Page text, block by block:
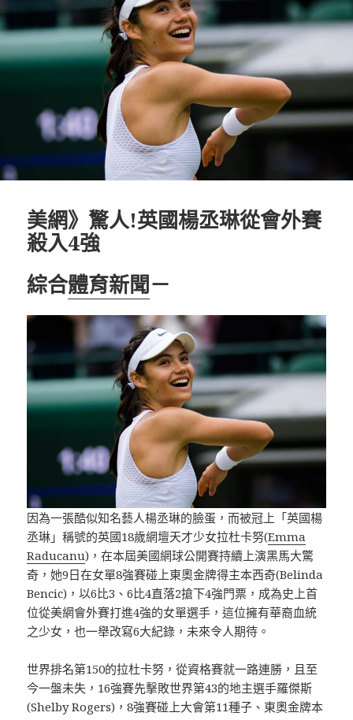
美網》驚人!英國楊丞琳從會外賽
殺入4強
綜合體育新聞－
因為一張酷似知名藝人楊丞琳的臉蛋，而被冠上「英國楊
丞琳」稱號的英國18歲網壇天才少女拉杜卡努(Emma
Raducanu)，在本屆美國網球公開賽持續上演黑馬大驚
奇，她9日在女單8強賽碰上東奧金牌得主本西奇(Belinda
Bencic)，以6比3、6比4直落2搶下4強門票，成為史上首
位從美網會外賽打進4強的女單選手，這位擁有華裔血統
之少女，也一舉改寫6大紀錄，未來令人期待。
世界排名第150的拉杜卡努，從資格賽就一路連勝，且至
今一盤未失，16強賽先擊敗世界第43的地主選手羅傑斯
(Shelby Rogers)，8強賽碰上大會第11種子、東奧金牌本